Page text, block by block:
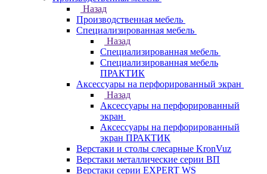
Назад
Производственная мебель
Cпециализированная мебель
Назад
Cпециализированная мебель
Специализированная мебель
ПРАКТИК
Аксессуары на перфорированный экран
Назад
Аксессуары на перфорированный
экран
Аксессуары на перфорированный
экран ПРАКТИК
Верстаки и столы слесарные KronVuz
Верстаки металлические серии ВП
Верстаки серии EXPERT WS